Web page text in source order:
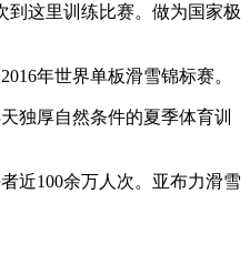
到这里训练比赛。做为国家极
年世界单板滑雪锦标赛。
独厚自然条件的夏季体育训
近100余万人次。亚布力滑雪